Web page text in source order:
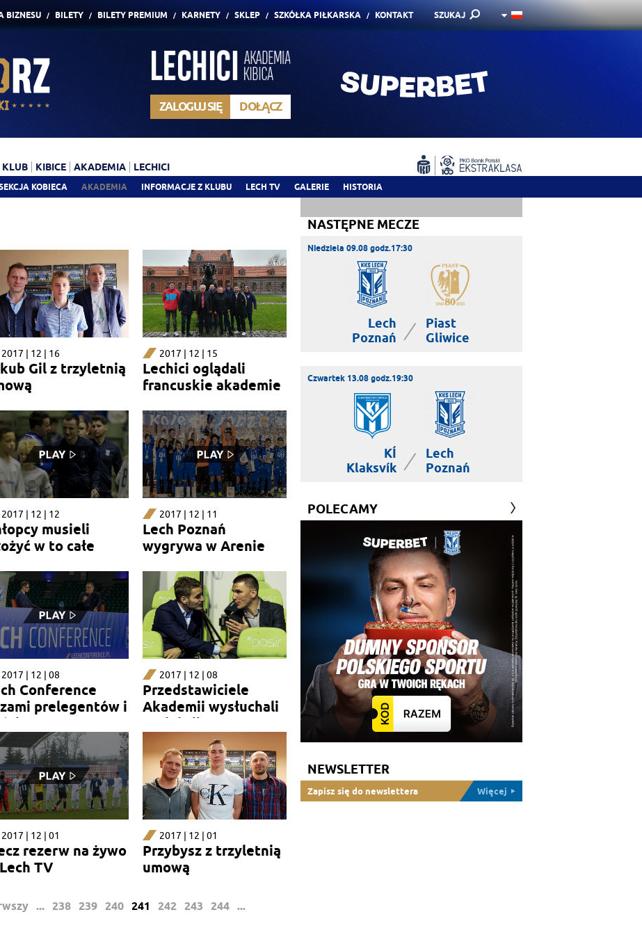
BIZNESU BILETY BILETY PREMIUM KARNETY SKLEP SZKÓŁKA PIŁKARSKA KONTAKT SZUKAJ
ZALOGUJ SIĘ DOŁĄCZ
KOBIECA AKADEMIA INFORMACJE Z KLUBU LECH TV GALERIE HISTORIA
KLUB KIBICE AKADEMIA LECHICI
2017 | 12 | 16
Gil z trzyletnią
2017 | 12 | 15
Lechici oglądali
francuskie akademie
2017 | 12 | 12
musieli
w to całe
2017 | 12 | 11
Lech Poznań
wygrywa w Arenie
2017 | 12 | 08
Conference
prelegentów i
2017 | 12 | 08
Przedstawiciele
Akademii wysłuchali
prelekcji
2017 | 12 | 01
rezerw na żywo
TV
2017 | 12 | 01
Przybysz z trzyletnią
umową
... 238 239 240 241 242 243 244 ...
NASTĘPNE MECZE
Niedziela 09.08 godz.17:30
Lech
Poznań
|
Piast
Gliwice
Czwartek 13.08 godz.19:30
KÍ
Klaksvík
|
Lech
Poznań
POLECAMY
NEWSLETTER
Zapisz się do newslettera Więcej